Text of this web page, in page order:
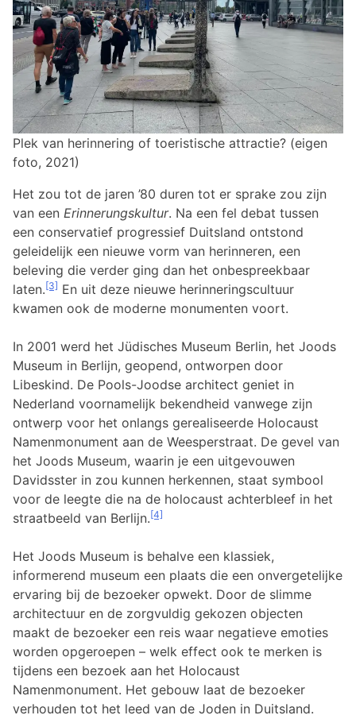
Plek van herinnering of toeristische attractie? (eigen
foto, 2021)
Het zou tot de jaren ’80 duren tot er sprake zou zijn
van een Erinnerungskultur. Na een fel debat tussen
een conservatief progressief Duitsland ontstond
geleidelijk een nieuwe vorm van herinneren, een
beleving die verder ging dan het onbespreekbaar
laten. [3] En uit deze nieuwe herinneringscultuur
kwamen ook de moderne monumenten voort.
In 2001 werd het Jüdisches Museum Berlin, het Joods
Museum in Berlijn, geopend, ontworpen door
Libeskind. De Pools-Joodse architect geniet in
Nederland voornamelijk bekendheid vanwege zijn
ontwerp voor het onlangs gerealiseerde Holocaust
Namenmonument aan de Weesperstraat. De gevel van
het Joods Museum, waarin je een uitgevouwen
Davidsster in zou kunnen herkennen, staat symbool
voor de leegte die na de holocaust achterbleef in het
straatbeeld van Berlijn. [4]
Het Joods Museum is behalve een klassiek,
informerend museum een plaats die een onvergetelijke
ervaring bij de bezoeker opwekt. Door de slimme
architectuur en de zorgvuldig gekozen objecten
maakt de bezoeker een reis waar negatieve emoties
worden opgeroepen – welk effect ook te merken is
tijdens een bezoek aan het Holocaust
Namenmonument. Het gebouw laat de bezoeker
verhouden tot het leed van de Joden in Duitsland.